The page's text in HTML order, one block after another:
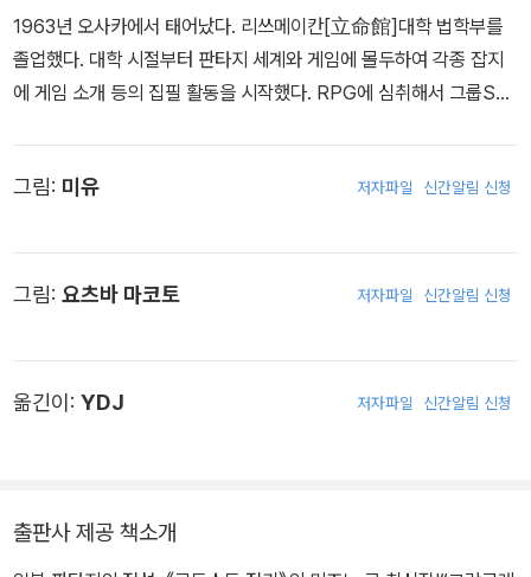
1963년 오사카에서 태어났다. 리쓰메이칸[立命館]대학 법학부를
졸업했다. 대학 시절부터 판타지 세계와 게임에 몰두하여 각종 잡지
에 게임 소개 등의 집필 활동을 시작했다. RPG에 심취해서 그룹SN
도 소설과 게임 디자인 등 폭넓은 활동을 전개하고 있다. 대표작으로
『크리스타니아』 『마법전사 리우이』 『그랑크레스트 전기』 등이 있다.
그림: 미유 저자파일 신간알림 신청
그림: 요츠바 마코토 저자파일 신간알림 신청
옮긴이: YDJ 저자파일 신간알림 신청
출판사 제공 책소개